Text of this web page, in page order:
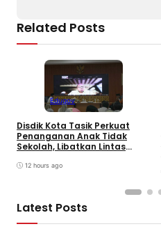
Related Posts
Edugov
Disdik Kota Tasik Perkuat
Penanganan Anak Tidak
Sekolah, Libatkan Lintas
Muhammadiyah. Wali Kota
12 hours ago
Latest Posts